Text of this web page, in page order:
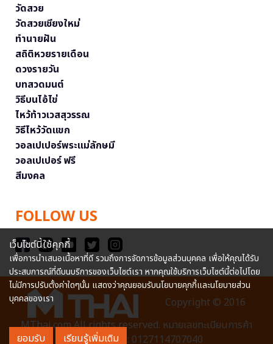
วัดสวย
วัดสวยเชียงใหม่
ทำนายฝัน
สถิติหวยรายเดือน
ดวงรายวัน
บทสวดมนต์
วิธีบนไอ้ไข่
ไหว้ท้าวเวสสุวรรณ
วิธีไหว้วัดแขก
วอลเปเปอร์พระแม่ลักษมี
วอลเปเปอร์ ฟรี
สีมงคล
FOLLOW US
Copyright © 2016
MThai.com All rights reserved. หมายเลขทะเบียนการค้า
อิเล็กทรอนิกส์ : 0127114707040
เว็บไซต์นี้ใช้คุกกี้
เพื่อการนำเสนอเนื้อหาที่ดี รวมถึงการจัดการข้อมูลส่วนบุคคล เพื่อให้คุณได้รับ
ประสบการณ์ที่ดีบนบริการของเว็บไซต์เรา หากคุณใช้บริการเว็บไซต์นี้ต่อไปโดย
ไม่มีการปรับตั้งค่าใดๆนั้น แสดงว่าคุณยอมรับนโยบายคุกกี้และนโยบายส่วน
บุคคลของเรา
ยอมรับ เรียนรู้เพิ่มเติม